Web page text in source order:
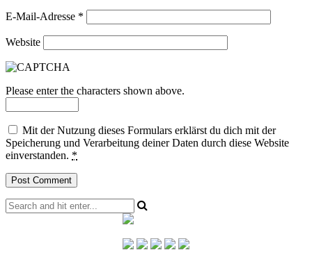
E-Mail-Adresse *
Website
Please enter the characters shown above.
Mit der Nutzung dieses Formulars erklärst du dich mit der
Speicherung und Verarbeitung deiner Daten durch diese Website
einverstanden. *